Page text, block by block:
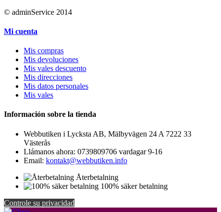
© adminService 2014
Mi cuenta
Mis compras
Mis devoluciones
Mis vales descuento
Mis direcciones
Mis datos personales
Mis vales
Información sobre la tienda
Webbutiken i Lycksta AB, Mälbyvägen 24 A 7222 33
Västerås
Llámanos ahora: 0739809706 vardagar 9-16
Email: kontakt@webbutiken.info
Återbetalning
100% säker betalning
Controle su privacidad